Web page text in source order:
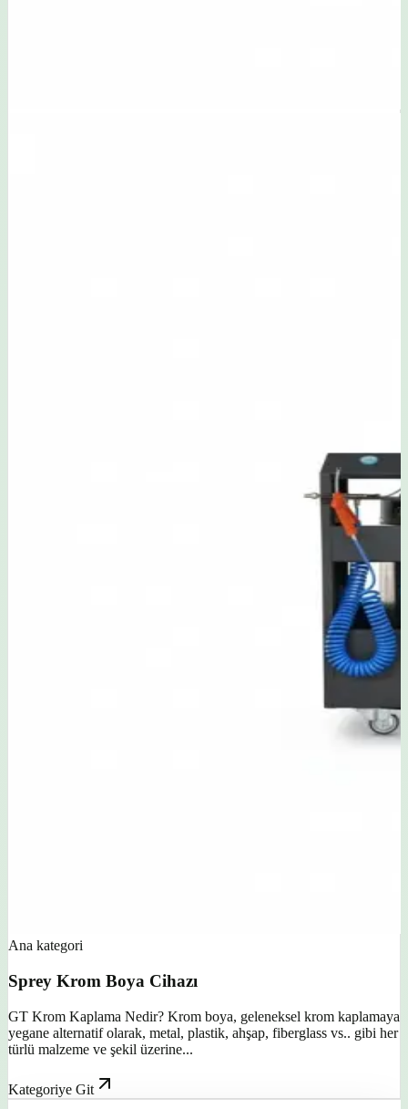
Ana kategori
Sprey Krom Boya Cihazı
GT Krom Kaplama Nedir? Krom boya, geleneksel krom kaplamaya
yegane alternatif olarak, metal, plastik, ahşap, fiberglass vs.. gibi her
türlü malzeme ve şekil üzerine...
Kategoriye Git